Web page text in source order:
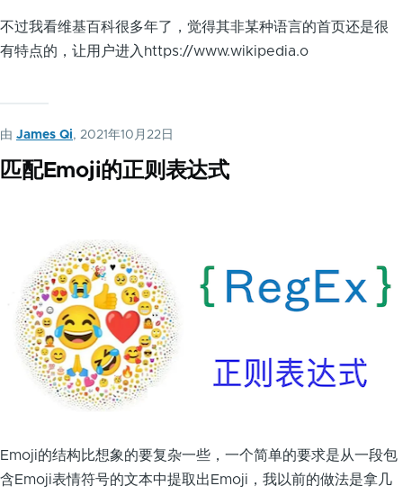
不过我看维基百科很多年了，觉得其非某种语言的首页还是很
有特点的，让用户进入https://www.wikipedia.o
由 James Qi, 2021年10月22日
匹配Emoji的正则表达式
Emoji的结构比想象的要复杂一些，一个简单的要求是从一段包
含Emoji表情符号的文本中提取出Emoji，我以前的做法是拿几